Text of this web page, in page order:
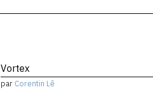
Vortex
par Corentin Lê